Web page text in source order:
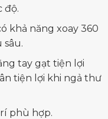
độ.
khả năng xoay 360
sâu.
tay gạt tiện lợi
tiện lợi khi ngả thư
phù hợp.